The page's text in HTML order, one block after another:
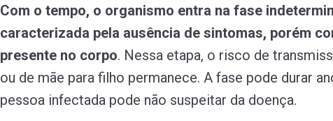
Com o tempo, o organismo entra na fase
caracterizada pela ausência de sintomas, porém
presente no corpo. Nessa etapa, o risco de
ou de mãe para filho permanece. A fase pode durar
pessoa infectada pode não suspeitar da doença.